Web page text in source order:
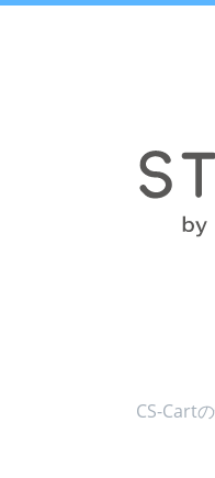
CS-Cart